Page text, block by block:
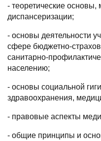
- теоретические
диспансеризации;
- основы деятельности
сфере бюджетно-
санитарно-
населению;
- основы социальной
здравоохранения,
- правовые аспекты
- общие принципы и